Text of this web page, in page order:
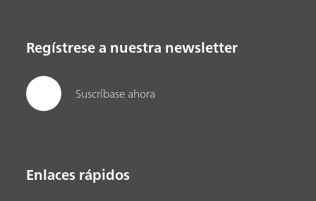
Regístrese a nuestra newsletter
Suscríbase ahora
Enlaces rápidos